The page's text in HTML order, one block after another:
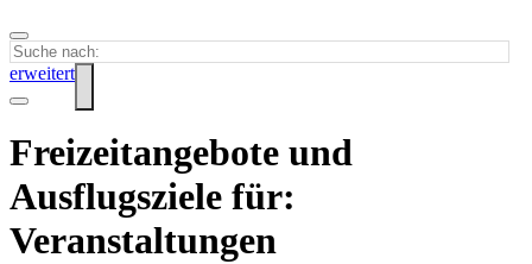
erweitert
Freizeitangebote und
Ausflugsziele für:
Veranstaltungen